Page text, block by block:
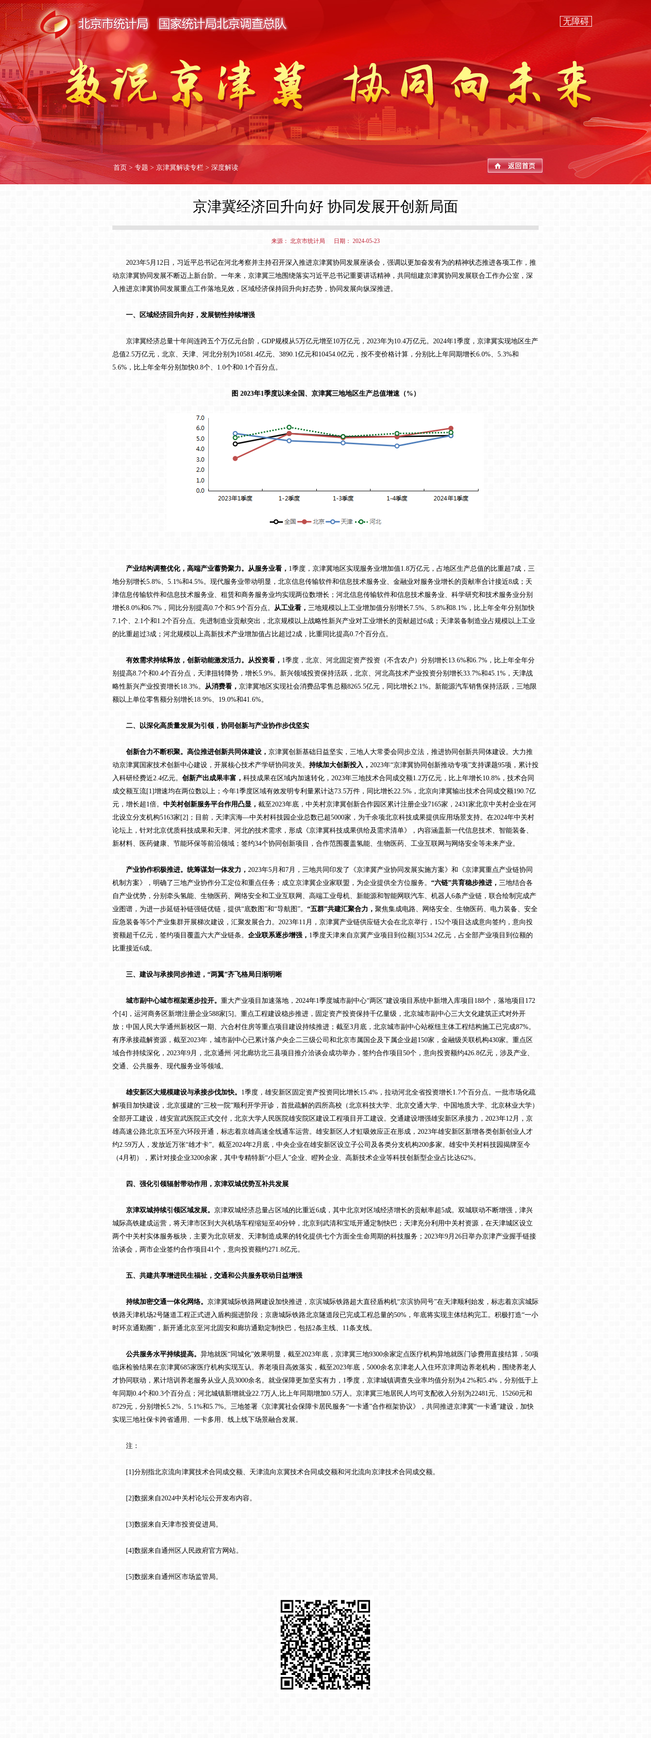
无障碍
首页 > 专题 > 京津冀解读专栏 > 深度解读
京津冀经济回升向好 协同发展开创新局面
来源： 北京市统计局 日期： 2024-05-23
2023年5月12日，习近平总书记在河北考察并主持召开深入推进京津冀协同发展座谈会，强调以更加奋发有为的精神状态推进各项工作，推
动京津冀协同发展不断迈上新台阶。一年来，京津冀三地围绕落实习近平总书记重要讲话精神，共同组建京津冀协同发展联合工作办公室，深
入推进京津冀协同发展重点工作落地见效，区域经济保持回升向好态势，协同发展向纵深推进。
一、区域经济回升向好，发展韧性持续增强
京津冀经济总量十年间连跨五个万亿元台阶，GDP规模从5万亿元增至10万亿元，2023年为10.4万亿元。2024年1季度，京津冀实现地区生产
总值2.5万亿元，北京、天津、河北分别为10581.4亿元、3890.1亿元和10454.0亿元，按不变价格计算，分别比上年同期增长6.0%、5.3%和
5.6%，比上年全年分别加快0.8个、1.0个和0.1个百分点。
图 2023年1季度以来全国、京津冀三地地区生产总值增速（%）
产业结构调整优化，高端产业蓄势聚力。从服务业看， 1季度，京津冀地区实现服务业增加值1.8万亿元，占地区生产总值的比重超7成，三
地分别增长5.8%、5.1%和4.5%。现代服务业带动明显，北京信息传输软件和信息技术服务业、金融业对服务业增长的贡献率合计接近8成；天
津信息传输软件和信息技术服务业、租赁和商务服务业均实现两位数增长；河北信息传输软件和信息技术服务业、科学研究和技术服务业分别
增长8.0%和6.7%，同比分别提高0.7个和5.9个百分点。 从工业看， 三地规模以上工业增加值分别增长7.5%、5.8%和8.1%，比上年全年分别加快
7.1个、2.1个和1.2个百分点。先进制造业贡献突出，北京规模以上战略性新兴产业对工业增长的贡献超过6成；天津装备制造业占规模以上工业
的比重超过3成；河北规模以上高新技术产业增加值占比超过2成，比重同比提高0.7个百分点。
有效需求持续释放，创新动能激发活力。从投资看， 1季度，北京、河北固定资产投资（不含农户）分别增长13.6%和6.7%，比上年全年分
别提高8.7个和0.4个百分点，天津扭转降势，增长5.9%。新兴领域投资保持活跃，北京、河北高技术产业投资分别增长33.7%和45.1%，天津战
略性新兴产业投资增长18.3%。 从消费看， 京津冀地区实现社会消费品零售总额8265.5亿元，同比增长2.1%。新能源汽车销售保持活跃，三地限
额以上单位零售额分别增长18.9%、19.0%和41.6%。
二、以深化高质量发展为引领，协同创新与产业协作步伐坚实
创新合力不断积聚。高位推进创新共同体建设， 京津冀创新基础日益坚实，三地人大常委会同步立法，推进协同创新共同体建设。大力推
动京津冀国家技术创新中心建设，开展核心技术产学研协同攻关。 持续加大创新投入， 2023年“京津冀协同创新推动专项”支持课题95项，累计投
入科研经费近2.4亿元。 创新产出成果丰富， 科技成果在区域内加速转化，2023年三地技术合同成交额1.2万亿元，比上年增长10.8%，技术合同
成交额互流[1]增速均在两位数以上；今年1季度区域有效发明专利量累计达73.5万件，同比增长22.5%，北京向津冀输出技术合同成交额190.7亿
元，增长超1倍。 中关村创新服务平台作用凸显， 截至2023年底，中关村京津冀创新合作园区累计注册企业7165家，2431家北京中关村企业在河
北设立分支机构5163家[2]；目前，天津滨海—中关村科技园企业总数已超5000家，为千余项北京科技成果提供应用场景支持。在2024年中关村
论坛上，针对北京优质科技成果和天津、河北的技术需求，形成《京津冀科技成果供给及需求清单》，内容涵盖新一代信息技术、智能装备、
新材料、医药健康、节能环保等前沿领域；签约34个协同创新项目，合作范围覆盖氢能、生物医药、工业互联网与网络安全等未来产业。
产业协作积极推进。统筹谋划一体发力， 2023年5月和7月，三地共同印发了《京津冀产业协同发展实施方案》和《京津冀重点产业链协同
机制方案》，明确了三地产业协作分工定位和重点任务；成立京津冀企业家联盟，为企业提供全方位服务。 “六链”共育稳步推进， 三地结合各
自产业优势，分别牵头氢能、生物医药、网络安全和工业互联网、高端工业母机、新能源和智能网联汽车、机器人6条产业链，联合绘制完成产
业图谱，为进一步延链补链强链优链，提供“底数图”和“导航图”。 “五群”共建汇聚合力， 聚焦集成电路、网络安全、生物医药、电力装备、安全
应急装备等5个产业集群开展梯次建设，汇聚发展合力。2023年11月，京津冀产业链供应链大会在北京举行，152个项目达成意向签约，意向投
资额超千亿元，签约项目覆盖六大产业链条。 企业联系逐步增强， 1季度天津来自京冀产业项目到位额[3]534.2亿元，占全部产业项目到位额的
比重接近6成。
三、建设与承接同步推进，“两翼”齐飞格局日渐明晰
城市副中心城市框架逐步拉开。 重大产业项目加速落地，2024年1季度城市副中心“两区”建设项目系统中新增入库项目188个，落地项目172
个[4]，运河商务区新增注册企业588家[5]。重点工程建设稳步推进，固定资产投资保持千亿量级，北京城市副中心三大文化建筑正式对外开
放；中国人民大学通州新校区一期、六合村住房等重点项目建设持续推进；截至3月底，北京城市副中心站枢纽主体工程结构施工已完成87%。
有序承接疏解资源，截至2023年，城市副中心已累计落户央企二三级公司和北京市属国企及下属企业超150家，金融级关联机构430家。重点区
域合作持续深化，2023年9月，北京通州·河北廊坊北三县项目推介洽谈会成功举办，签约合作项目50个，意向投资额约426.8亿元，涉及产业、
交通、公共服务、现代服务业等领域。
雄安新区大规模建设与承接步伐加快。 1季度，雄安新区固定资产投资同比增长15.4%，拉动河北全省投资增长1.7个百分点。一批市场化疏
解项目加快建设，北京援建的“三校一院”顺利开学开诊，首批疏解的四所高校（北京科技大学、北京交通大学、中国地质大学、北京林业大学）
全部开工建设，雄安宣武医院正式交付，北京大学人民医院雄安院区建设工程项目开工建设。交通建设增强雄安新区承接力，2023年12月，京
雄高速公路北京五环至六环段开通，标志着京雄高速全线通车运营。雄安新区人才虹吸效应正在形成，2023年雄安新区新增各类创新创业人才
约2.59万人，发放近万张“雄才卡”。截至2024年2月底，中央企业在雄安新区设立子公司及各类分支机构200多家。雄安中关村科技园揭牌至今
（4月初），累计对接企业3200余家，其中专精特新“小巨人”企业、瞪羚企业、高新技术企业等科技创新型企业占比达62%。
四、强化引领辐射带动作用，京津双城优势互补共发展
京津双城持续引领区域发展。 京津双城经济总量占区域的比重近6成，其中北京对区域经济增长的贡献率超5成。双城联动不断增强，津兴
城际高铁建成运营，将天津市区到大兴机场车程缩短至40分钟，北京到武清和宝坻开通定制快巴；天津充分利用中关村资源，在天津城区设立
两个中关村实体服务板块，主要为北京研发、天津制造成果的转化提供七个方面全生命周期的科技服务；2023年9月26日举办京津产业握手链接
洽谈会，两市企业签约合作项目41个，意向投资额约271.8亿元。
五、共建共享增进民生福祉，交通和公共服务联动日益增强
持续加密交通一体化网络。 京津冀城际铁路网建设加快推进，京滨城际铁路超大直径盾构机“京滨协同号”在天津顺利始发，标志着京滨城际
铁路天津机场2号隧道工程正式进入盾构掘进阶段；京唐城际铁路北京隧道段已完成工程总量的50%，年底将实现主体结构完工。积极打造“一小
时环京通勤圈”，新开通北京至河北固安和廊坊通勤定制快巴，包括2条主线、11条支线。
公共服务水平持续提高。 异地就医“同城化”效果明显，截至2023年底，京津冀三地9300余家定点医疗机构异地就医门诊费用直接结算，50项
临床检验结果在京津冀685家医疗机构实现互认。养老项目高效落实，截至2023年底，5000余名京津老人入住环京津周边养老机构，围绕养老人
才协同联动，累计培训养老服务从业人员3000余名。就业保障更加坚实有力，1季度，京津城镇调查失业率均值分别为4.2%和5.4%，分别低于上
年同期0.4个和0.3个百分点；河北城镇新增就业22.7万人,比上年同期增加0.5万人。京津冀三地居民人均可支配收入分别为22481元、15260元和
8729元，分别增长5.2%、5.1%和5.7%。三地签署《京津冀社会保障卡居民服务“一卡通”合作框架协议》，共同推进京津冀“一卡通”建设，加快
实现三地社保卡跨省通用、一卡多用、线上线下场景融合发展。
注：
[1]分别指北京流向津冀技术合同成交额、天津流向京冀技术合同成交额和河北流向京津技术合同成交额。
[2]数据来自2024中关村论坛公开发布内容。
[3]数据来自天津市投资促进局。
[4]数据来自通州区人民政府官方网站。
[5]数据来自通州区市场监管局。